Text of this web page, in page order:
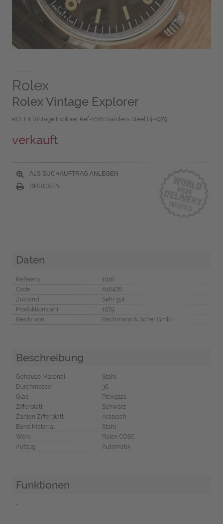
Rolex
Rolex Vintage Explorer
ROLEX Vintage Explorer Ref-1016 Stainless Steel Bj-1979
verkauft
ALS SUCHAUFTRAG ANLEGEN
DRUCKEN
Daten
Referenz
1016
Code
A16476
Zustand
Sehr gut
Produktionsjahr
1979
Besitz von
Bachmann & Scher GmbH
Beschreibung
Gehäuse Material
Stahl
Durchmesser
36
Glas
Plexiglas
Zifferblatt
Schwarz
Zahlen Zifferblatt
Arabisch
Band Material
Stahl
Werk
Rolex COSC
Aufzug
Automatik
Funktionen
-